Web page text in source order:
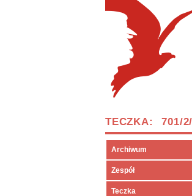
TECZKA: 701/
Archiwum
Zespół
Teczka